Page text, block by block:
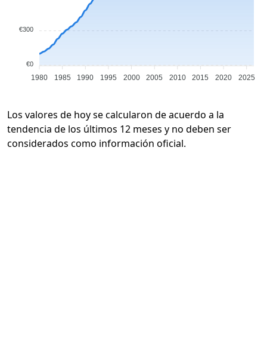
€300
€0
1980 1985 1990 1995 2000 2005 2010 2015 2020 2025
Los valores de hoy se calcularon de acuerdo a la
tendencia de los últimos 12 meses y no deben ser
considerados como información oficial.